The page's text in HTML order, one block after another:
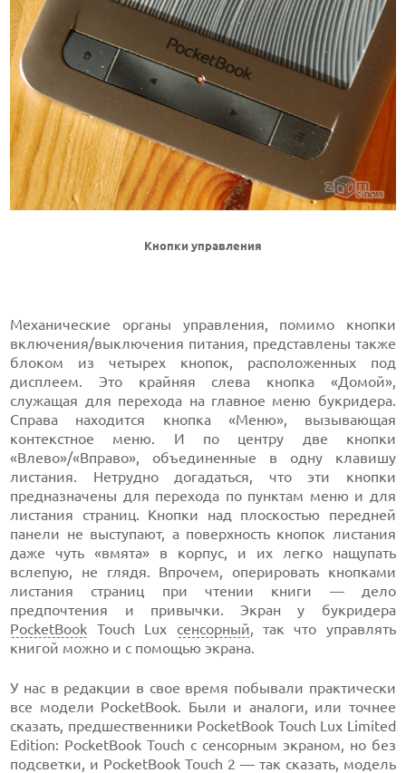
Кнопки управления
Механические органы управления, помимо кнопки
включения/выключения питания, представлены также
блоком из четырех кнопок, расположенных под
дисплеем. Это крайняя слева кнопка «Домой»,
служащая для перехода на главное меню букридера.
Справа находится кнопка «Меню», вызывающая
контекстное меню. И по центру две кнопки
«Влево»/«Вправо», объединенные в одну клавишу
листания. Нетрудно догадаться, что эти кнопки
предназначены для перехода по пунктам меню и для
листания страниц. Кнопки над плоскостью передней
панели не выступают, а поверхность кнопок листания
даже чуть «вмята» в корпус, и их легко нащупать
вслепую, не глядя. Впрочем, оперировать кнопками
листания страниц при чтении книги — дело
предпочтения и привычки. Экран у букридера
PocketBook Touch Lux сенсорный, так что управлять
книгой можно и с помощью экрана.
У нас в редакции в свое время побывали практически
все модели PocketBook. Были и аналоги, или точнее
сказать, предшественники PocketBook Touch Lux Limited
Edition: PocketBook Touch с сенсорным экраном, но без
подсветки, и PocketBook Touch 2 — так сказать, модель